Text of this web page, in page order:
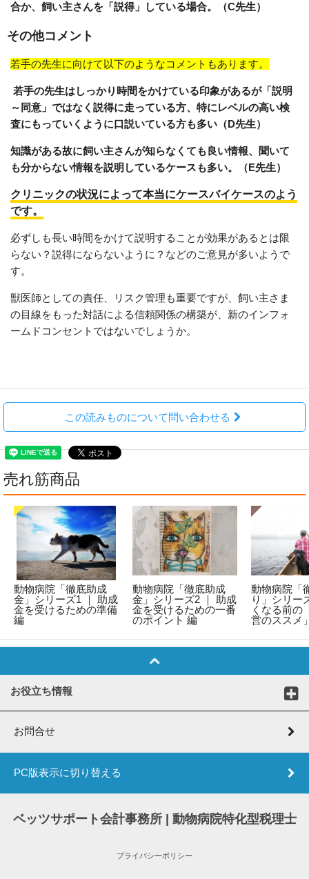
合か、飼い主さんを「説得」している場合。（C先生）
その他コメント
若手の先生に向けて以下のようなコメントもあります。
若手の先生はしっかり時間をかけている印象があるが「説明
～同意」ではなく説得に走っている方、特にレベルの高い検
査にもっていくように口説いている方も多い（D先生）
知識がある故に飼い主さんが知らなくても良い情報、聞いて
も分からない情報を説明しているケースも多い。（E先生）
クリニックの状況によって本当にケースバイケースのよう
です。
必ずしも長い時間をかけて説明することが効果があるとは限
らない？説得にならないように？などのご意見が多いようで
す。
獣医師としての責任、リスク管理も重要ですが、飼い主さま
の目線をもった対話による信頼関係の構築が、新のインフォ
ームドコンセントではないでしょうか。
この読みものについて問い合わせる
売れ筋商品
動物病院「徹底助成
金」シリーズ1 ｜ 助成
金を受けるための準備
編
動物病院「徹底助成
金」シリーズ2 ｜ 助成
金を受けるための一番
のポイント 編
動物病院「
り」シリー
くなる前の
営のスス
お役立ち情報
お問合せ
PC版表示に切り替える
ベッツサポート会計事務所 | 動物病院特化型税理士
プライバシーポリシー